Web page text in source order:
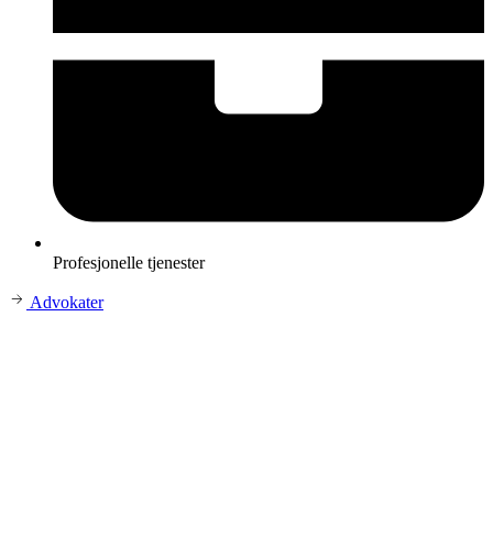
Profesjonelle tjenester
Advokater